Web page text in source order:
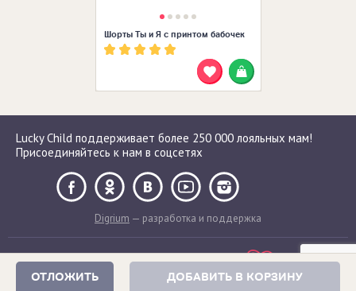
ОТЛОЖИТЬ ДОБАВИТЬ В КОРЗИНУ
Шорты Ты и Я с принтом бабочек
Lucky Child поддерживает более 250 000 лояльных мам!
Присоединяйтесь к нам в соцсетях
Digrium — разработка и поддержка
Сделано с любовью в России